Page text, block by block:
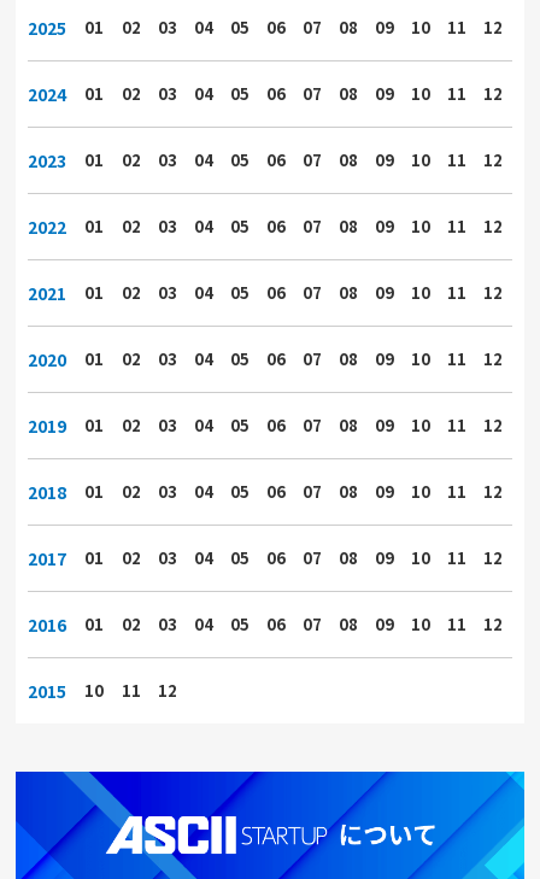
2025 01 02 03 04 05 06 07 08 09 10 11 12
2024 01 02 03 04 05 06 07 08 09 10 11 12
2023 01 02 03 04 05 06 07 08 09 10 11 12
2022 01 02 03 04 05 06 07 08 09 10 11 12
2021 01 02 03 04 05 06 07 08 09 10 11 12
2020 01 02 03 04 05 06 07 08 09 10 11 12
2019 01 02 03 04 05 06 07 08 09 10 11 12
2018 01 02 03 04 05 06 07 08 09 10 11 12
2017 01 02 03 04 05 06 07 08 09 10 11 12
2016 01 02 03 04 05 06 07 08 09 10 11 12
2015 10 11 12